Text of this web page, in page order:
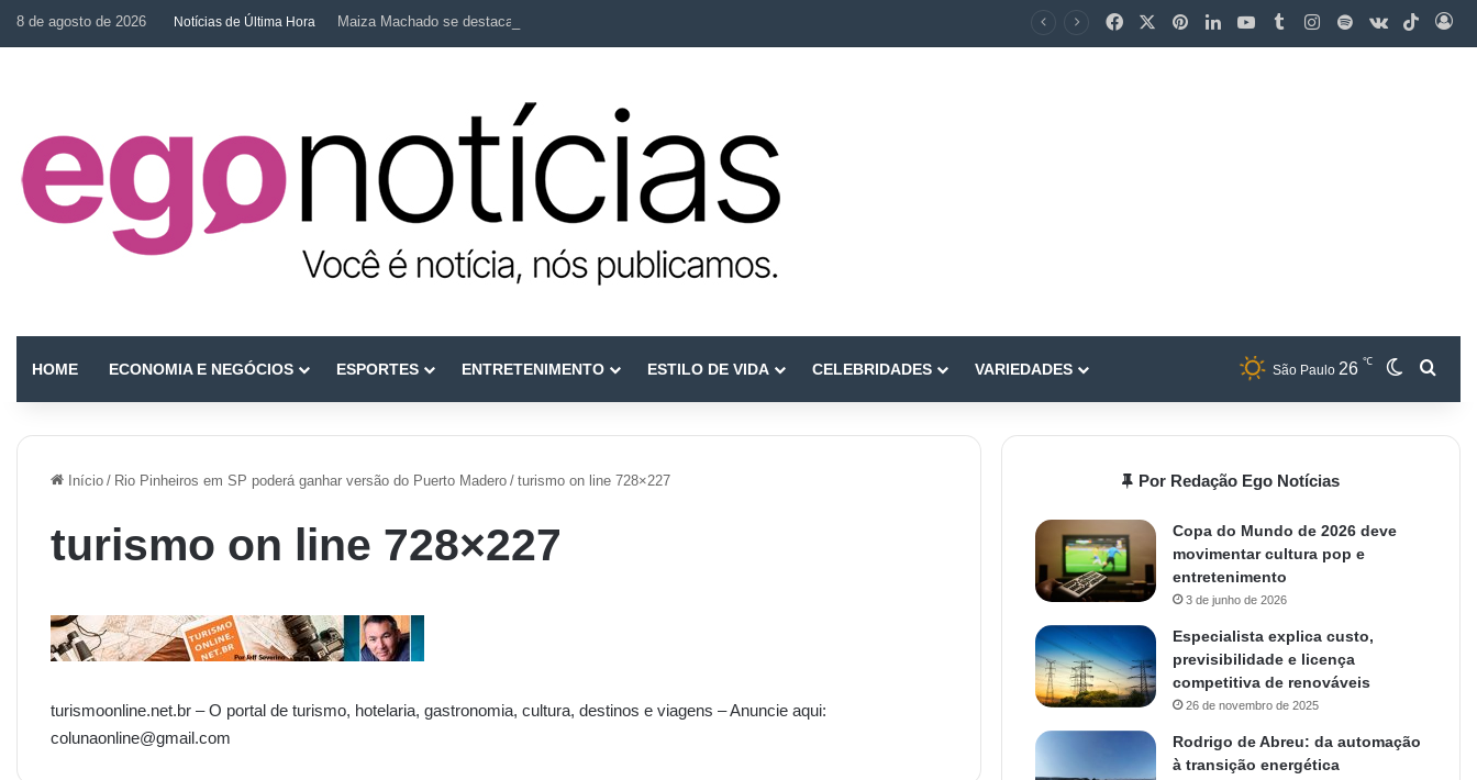
8 de agosto de 2026 Notícias de Última Hora Maiza Machado se destaca como referência em terapia capilar e saúde do couro cabeludo
HOME ECONOMIA E NEGÓCIOS ESPORTES ENTRETENIMENTO ESTILO DE VIDA CELEBRIDADES VARIEDADES São Paulo 26 ℃
Início / Rio Pinheiros em SP poderá ganhar versão do Puerto Madero / turismo on line 728×227
turismo on line 728×227
turismoonline.net.br – O portal de turismo, hotelaria, gastronomia, cultura, destinos e viagens – Anuncie aqui:
colunaonline@gmail.com
Por Redação Ego Notícias
Copa do Mundo de 2026 deve
movimentar cultura pop e
entretenimento
3 de junho de 2026
Especialista explica custo,
previsibilidade e licença
competitiva de renováveis
26 de novembro de 2025
Rodrigo de Abreu: da automação
à transição energética